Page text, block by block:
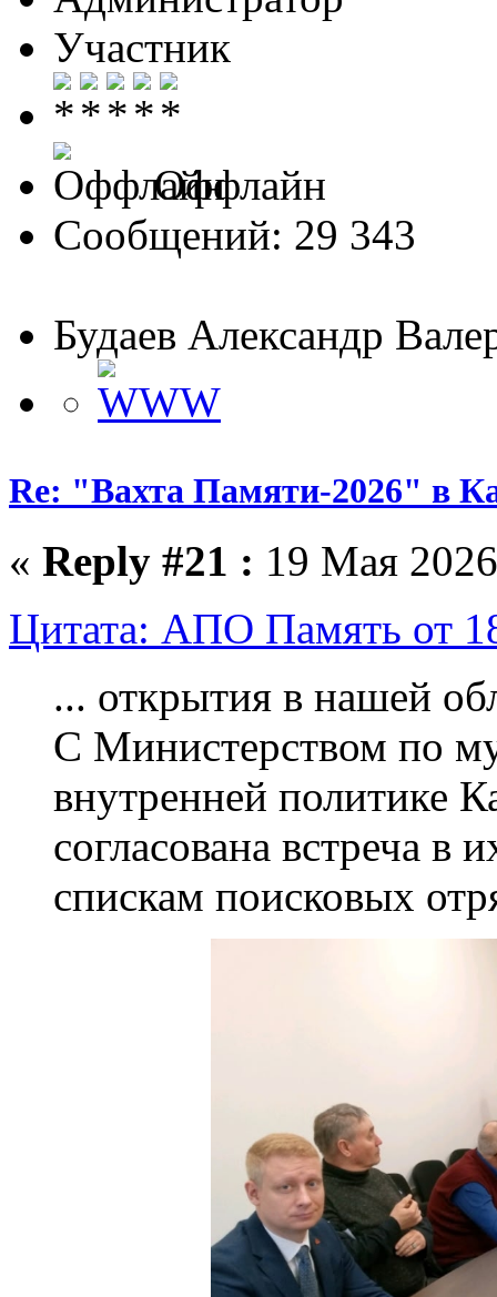
Участник
Оффлайн
Сообщений: 29 343
Будаев Александр
Re: "Вахта Памяти-2026" в
« Reply #21 : 19 Мая
Цитата: АПО Память от
... открытия в нашей
С Министерством по
внутренней политике
согласована встреча в
спискам поисковых